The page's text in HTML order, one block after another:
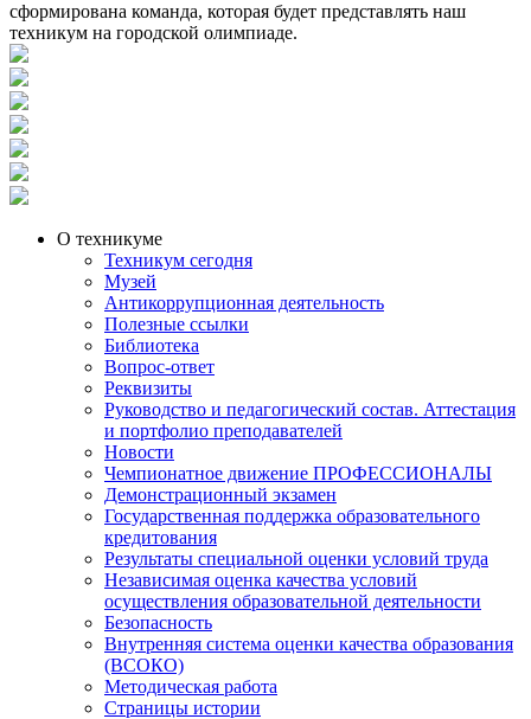
сформирована команда, которая будет представлять наш
техникум на городской олимпиаде.
О техникуме
Техникум сегодня
Музей
Антикоррупционная деятельность
Полезные ссылки
Библиотека
Вопрос-ответ
Реквизиты
Руководство и педагогический состав. Аттестация
и портфолио преподавателей
Новости
Чемпионатное движение ПРОФЕССИОНАЛЫ
Демонстрационный экзамен
Государственная поддержка образовательного
кредитования
Результаты специальной оценки условий труда
Независимая оценка качества условий
осуществления образовательной деятельности
Безопасность
Внутренняя система оценки качества образования
(ВСОКО)
Методическая работа
Страницы истории